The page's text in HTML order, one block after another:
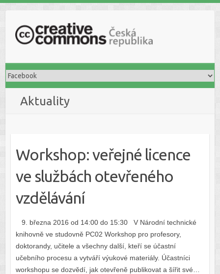
Aktuality
Workshop: veřejné licence
ve službách otevřeného
vzdělávání
9. března 2016 od 14:00 do 15:30 V Národní technické
knihovně ve studovně PC02 Workshop pro profesory,
doktorandy, učitele a všechny další, kteří se účastní
učebního procesu a vytváří výukové materiály. Účastníci
workshopu se dozvědí, jak otevřeně publikovat a šířit své…